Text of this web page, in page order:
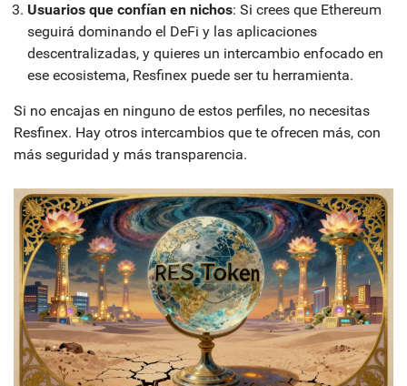
Usuarios que confían en nichos: Si crees que Ethereum
seguirá dominando el DeFi y las aplicaciones
descentralizadas, y quieres un intercambio enfocado en
ese ecosistema, Resfinex puede ser tu herramienta.
Si no encajas en ninguno de estos perfiles, no necesitas
Resfinex. Hay otros intercambios que te ofrecen más, con
más seguridad y más transparencia.